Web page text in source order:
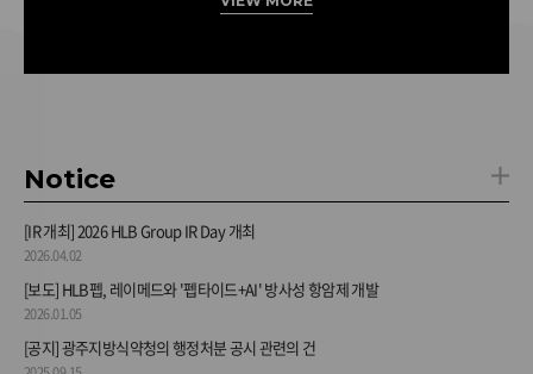
Notice
[IR 개최] 2026 HLB Group IR Day 개최
2026.04.02
[보도] HLB펩, 레이메드와 '펩타이드+AI' 방사성 항암제 개발
2026.01.05
[공지] 광주지방식약청의 행정처분 공시 관련의 건